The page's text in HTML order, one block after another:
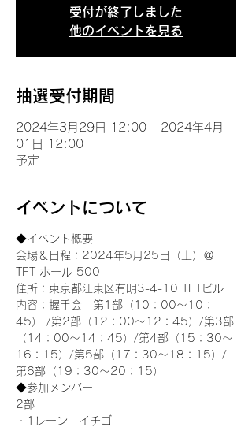
受付が終了しました
他のイベントを見る
抽選受付期間
2024年3月29日 12:00 – 2024年4月
01日 12:00
予定
イベントについて
◆イベント概要
会場＆日程：2024年5月25日（土）＠
TFT ホール 500
住所：東京都江東区有明3-4-10 TFTビル
内容：握手会　第1部（10：00～10：
45） /第2部（12：00～12：45）/第3部
（14：00～14：45）/第4部（15：30～
16：15）/第5部（17：30～18：15）/
第6部（19：30～20：15）
◆参加メンバー
2部
・1レーン　イチゴ